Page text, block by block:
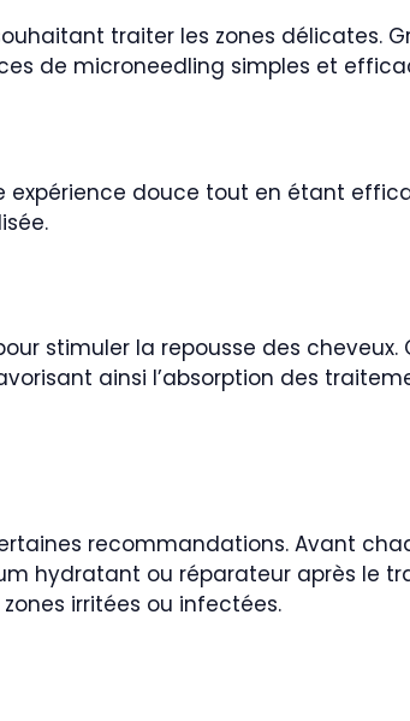
traiter les zones délicates.
de microneedling simples et
expérience douce tout en étant
stimuler la repousse des cheveux.
ainsi l’absorption des
recommandations. Avant
hydratant ou réparateur après le
irritées ou infectées.